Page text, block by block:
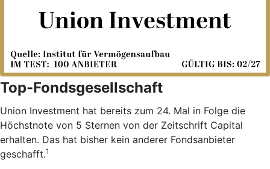
Top-Fondsgesellschaft
Union Investment hat bereits zum 24. Mal in Folge die
Höchstnote von 5 Sternen von der Zeitschrift Capital
erhalten. Das hat bisher kein anderer Fondsanbieter
geschafft.1